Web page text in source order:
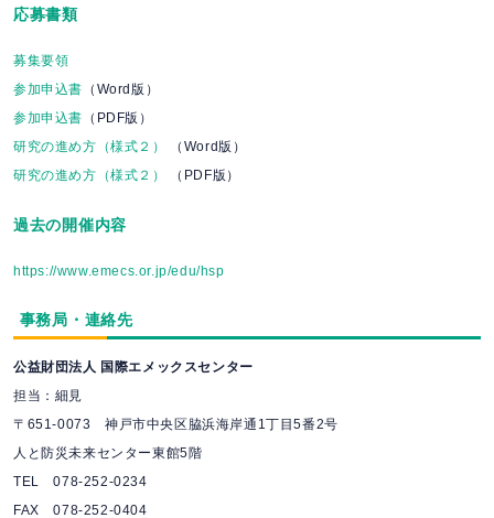
応募書類
募集要領
参加申込書 （Word版）
参加申込書 （PDF版）
研究の進め方（様式２）
（Word版）
研究の進め方（様式２）
（PDF版）
過去の開催内容
https://www.emecs.or.jp/edu/hsp
事務局・連絡先
公益財団法人 国際エメックスセンター
担当：細見
〒651-0073 神戸市中央区脇浜海岸通1丁目5番2号
人と防災未来センター東館5階
TEL 078-252-0234
FAX 078-252-0404